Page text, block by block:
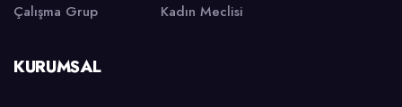
Çalışma Grup
Kadın Meclisi
KURUMSAL